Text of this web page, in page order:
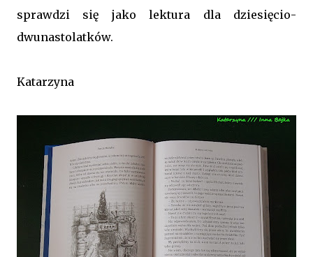
sprawdzi się jako lektura dla dziesięcio-
dwunastolatków.
Katarzyna